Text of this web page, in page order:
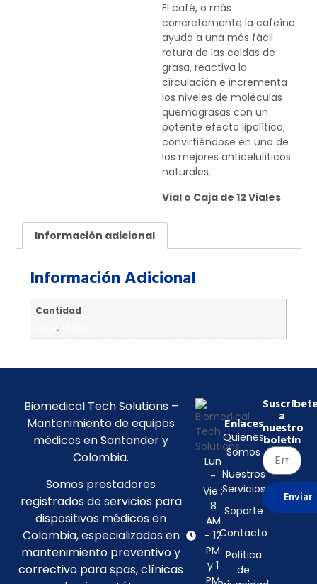
El café, o más
concretamente la cafeína
ayuda a una más fácil
rotura de las celdas de
grasa, reactiva la
circulación e incrementa
los niveles de moléculas
quemagrasas con un
potente efecto lipolítico,
convirtiéndose en uno de
los mejores anticelulíticos
naturales.
Vial o Caja de 12 Viales
Información adicional
Información Adicional
Cantidad
,
Biomedical Tech Solutions –
Mantenimiento de equipos
médicos en Santander y
Colombia.
Somos prestadores
registrados de servicios para
dispositivos médicos en
Colombia, especializados en
mantenimiento preventivo y
correctivo para spas, clínicas
Lun
-
Vie :
8
AM
- 12
PM
y 1
PM
Enlaces
Quienes
Somos
Nuestros
Servicios
Soporte
Contacto
Política
de
a
nuestro
boletín
Enviar